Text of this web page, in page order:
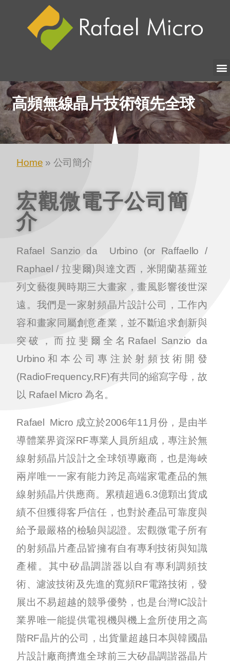
高頻無線晶片技術領先全球
Home » 公司簡介
宏觀微電子公司簡
介
Rafael Sanzio da Urbino (or Raffaello /
Raphael / 拉斐爾)與達文西，米開蘭基羅並
列文藝復興時期三大畫家，畫風影響後世深
遠。我們是一家射頻晶片設計公司，工作內
容和畫家同屬創意產業，並不斷追求創新與
突破，而拉斐爾全名Rafael Sanzio da
Urbino和本公司專注於射頻技術開發
(RadioFrequency,RF)有共同的縮寫字母，故
以 Rafael Micro 為名。
Rafael Micro 成立於2006年11月份，是由半
導體業界資深RF專業人員所組成，專注於無
線射頻晶片設計之全球領導廠商，也是海峽
兩岸唯一一家有能力跨足高端家電產品的無
線射頻晶片供應商。累積超過6.3億顆出貨成
績不但獲得客戶信任，也對於產品可靠度與
給予最嚴格的檢驗與認證。宏觀微電子所有
的射頻晶片產品皆擁有自有專利技術與知識
產權。其中矽晶調諧器以自有專利調頻技
術、濾波技術及先進的寬頻RF電路技術，發
展出不易超越的競爭優勢，也是台灣IC設計
業界唯一能提供電視機與機上盒所使用之高
階RF晶片的公司，出貨量超越日本與韓國晶
片設計廠商擠進全球前三大矽晶調諧器晶片